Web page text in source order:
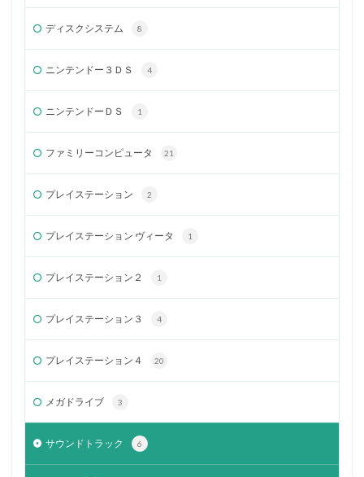
ディスクシステム 8
ニンテンドー３ＤＳ 4
ニンテンドーＤＳ 1
ファミリーコンピュータ 21
プレイステーション 2
プレイステーション ヴィータ 1
プレイステーション２ 1
プレイステーション３ 4
プレイステーション４ 20
メガドライブ 3
サウンドトラック 6